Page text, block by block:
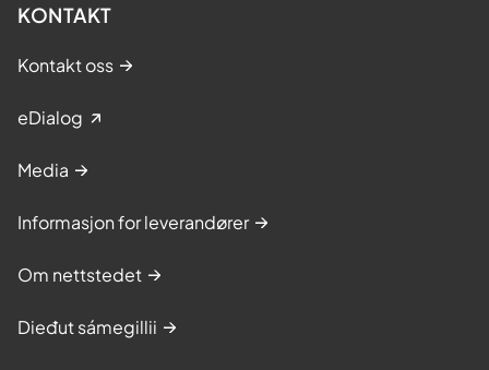
KONTAKT
Kontakt oss
eDialog
Media
Informasjon for leverandører
Om nettstedet
Dieđut sámegillii